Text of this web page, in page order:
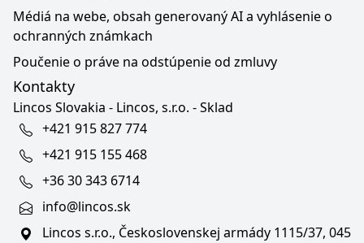
Médiá na webe, obsah generovaný AI a vyhlásenie o
ochranných známkach
Poučenie o práve na odstúpenie od zmluvy
Kontakty
Lincos Slovakia - Lincos, s.r.o. - Sklad
+421 915 827 774
+421 915 155 468
+36 30 343 6714
info@lincos.sk
Lincos s.r.o., Československej armády 1115/37, 045